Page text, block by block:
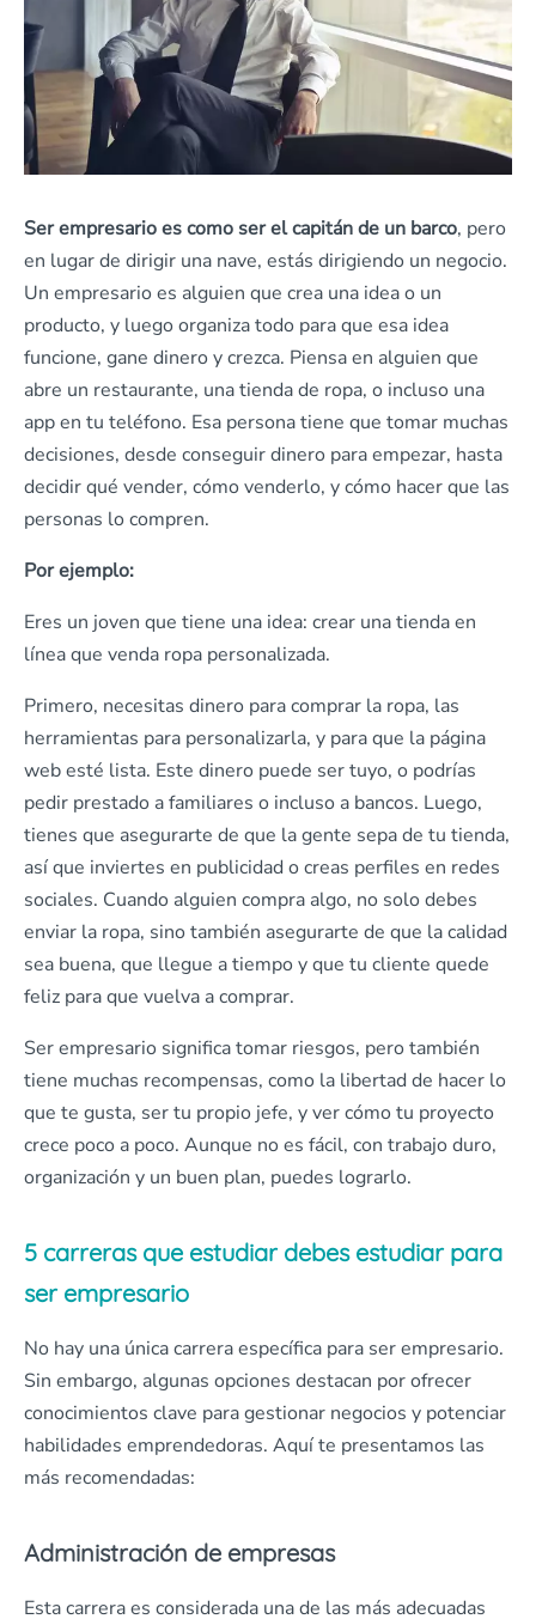
Ser empresario es como ser el capitán de un barco, pero
en lugar de dirigir una nave, estás dirigiendo un negocio.
Un empresario es alguien que crea una idea o un
producto, y luego organiza todo para que esa idea
funcione, gane dinero y crezca. Piensa en alguien que
abre un restaurante, una tienda de ropa, o incluso una
app en tu teléfono. Esa persona tiene que tomar muchas
decisiones, desde conseguir dinero para empezar, hasta
decidir qué vender, cómo venderlo, y cómo hacer que las
personas lo compren.
Por ejemplo:
Eres un joven que tiene una idea: crear una tienda en
línea que venda ropa personalizada.
Primero, necesitas dinero para comprar la ropa, las
herramientas para personalizarla, y para que la página
web esté lista. Este dinero puede ser tuyo, o podrías
pedir prestado a familiares o incluso a bancos. Luego,
tienes que asegurarte de que la gente sepa de tu tienda,
así que inviertes en publicidad o creas perfiles en redes
sociales. Cuando alguien compra algo, no solo debes
enviar la ropa, sino también asegurarte de que la calidad
sea buena, que llegue a tiempo y que tu cliente quede
feliz para que vuelva a comprar.
Ser empresario significa tomar riesgos, pero también
tiene muchas recompensas, como la libertad de hacer lo
que te gusta, ser tu propio jefe, y ver cómo tu proyecto
crece poco a poco. Aunque no es fácil, con trabajo duro,
organización y un buen plan, puedes lograrlo.
5 carreras que estudiar debes estudiar para
ser empresario
No hay una única carrera específica para ser empresario.
Sin embargo, algunas opciones destacan por ofrecer
conocimientos clave para gestionar negocios y potenciar
habilidades emprendedoras. Aquí te presentamos las
más recomendadas:
Administración de empresas
Esta carrera es considerada una de las más adecuadas